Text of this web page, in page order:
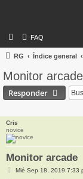
FAQ
RG Índice general
Monitor arcade
Responder
Cris
novice
Monitor arcade
MMié Sep 18, 2019 7:33